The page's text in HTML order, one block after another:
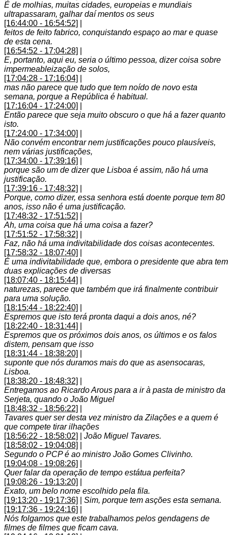
É de molhias, muitas cidades, europeias e mundiais
ultrapassaram, galhar daí mentos os seus
[16:44:00 - 16:54:52]
feitos de feito fabrico, conquistando espaço ao mar e quase
de esta cena.
[16:54:52 - 17:04:28]
E, portanto, aqui eu, seria o último pessoa, dizer coisa sobre
impermeableização de solos,
[17:04:28 - 17:16:04]
mas não parece que tudo que tem noído de novo esta
semana, porque a República é habitual.
[17:16:04 - 17:24:00]
Então parece que seja muito obscuro o que há a fazer quanto
isto.
[17:24:00 - 17:34:00]
Não convém encontrar nem justificações pouco plausíveis,
nem várias justificações,
[17:34:00 - 17:39:16]
porque são um de dizer que Lisboa é assim, não há uma
justificação.
[17:39:16 - 17:48:32]
Porque, como dizer, essa senhora está doente porque tem 80
anos, isso não é uma justificação.
[17:48:32 - 17:51:52]
Ah, uma coisa que há uma coisa a fazer?
[17:51:52 - 17:58:32]
Faz, não há uma indivitabilidade dos coisas acontecentes.
[17:58:32 - 18:07:40]
É uma indivitabilidade que, embora o presidente que abra tem
duas explicações de diversas
[18:07:40 - 18:15:44]
naturezas, parece que também que irá finalmente contribuir
para uma solução.
[18:15:44 - 18:22:40]
Espremos que isto terá pronta daqui a dois anos, né?
[18:22:40 - 18:31:44]
Espremos que os próximos dois anos, os últimos e os falos
distem, pensam que isso
[18:31:44 - 18:38:20]
suponte que nós duramos mais do que as asensocaras,
Lisboa.
[18:38:20 - 18:48:32]
Entregamos ao Ricardo Arous para a ir à pasta de ministro da
Serjeta, quando o João Miguel
[18:48:32 - 18:56:22]
Tavares quer ser desta vez ministro da Zilações e a quem é
que compete tirar ilhações
[18:56:22 - 18:58:02]
João Miguel Tavares.
[18:58:02 - 19:04:08]
Segundo o PCP é ao ministro João Gomes Clivinho.
[19:04:08 - 19:08:26]
Quer falar da operação de tempo estátua perfeita?
[19:08:26 - 19:13:20]
Exato, um belo nome escolhido pela fila.
[19:13:20 - 19:17:36]
Sim, porque tem asções esta semana.
[19:17:36 - 19:24:16]
Nós folgamos que este trabalhamos pelos gendagens de
filmes de filmes que ficam cava.